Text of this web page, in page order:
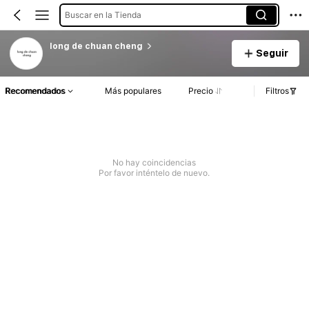
Buscar en la Tienda
long de chuan cheng
Seguir
Recomendados Más populares Precio Filtros
No hay coincidencias
Por favor inténtelo de nuevo.